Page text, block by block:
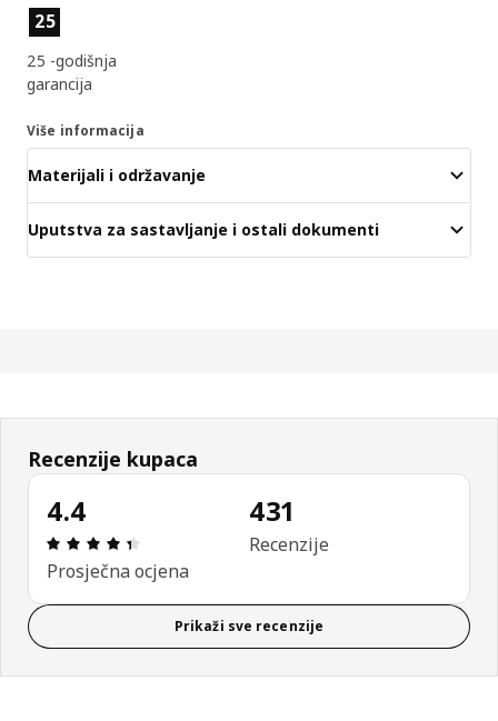
Značajke proizvoda
25
25 -godišnja
garancija
Više informacija
Materijali i održavanje
Uputstva za sastavljanje i ostali dokumenti
Recenzije kupaca
4.4
Ocjena i recenzija: 4.4 od 5 zvjezdica. Ukupno
Prosječna ocjena
431
Recenzije
Prikaži sve recenzije